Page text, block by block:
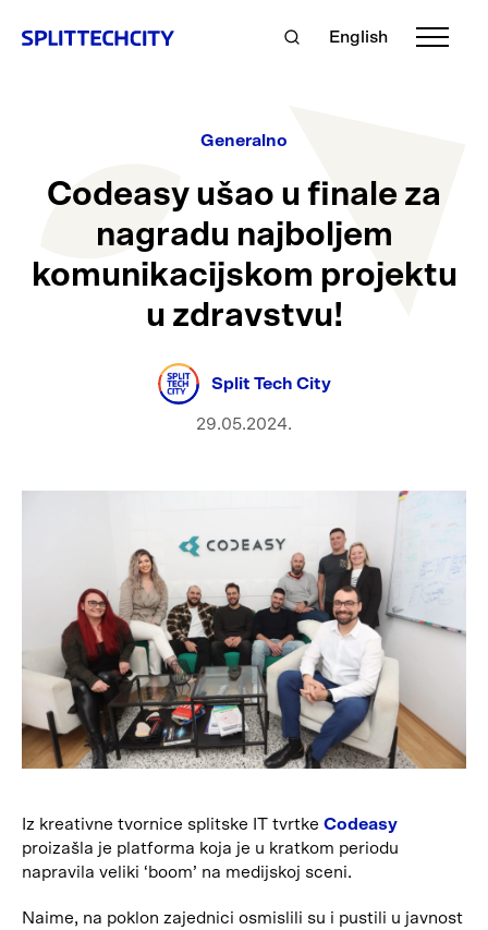
English
Generalno
Codeasy ušao u finale za
nagradu najboljem
komunikacijskom projektu
u zdravstvu!
Split Tech City
29.05.2024.
Iz kreativne tvornice splitske IT tvrtke Codeasy
proizašla je platforma koja je u kratkom periodu
napravila veliki ‘boom’ na medijskoj sceni.
Naime, na poklon zajednici osmislili su i pustili u javnost